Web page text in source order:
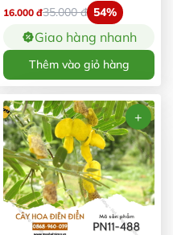
16.000 đ35.000đ 54%
Giao hàng nhanh
Thêm vào giỏ hàng